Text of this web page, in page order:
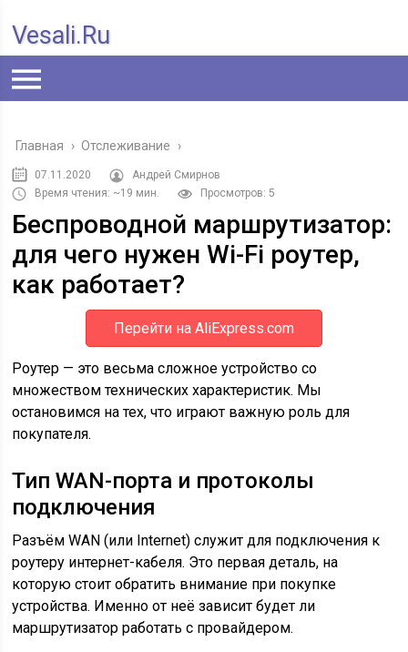
Vesali.ru
Главная › Отслеживание ›
07.11.2020
Андрей Смирнов
Время чтения: ~19 мин.
Просмотров: 5
Беспроводной маршрутизатор:
для чего нужен Wi-Fi роутер,
как работает?
Перейти на AliExpress.com
Роутер — это весьма сложное устройство со
множеством технических характеристик. Мы
остановимся на тех, что играют важную роль для
покупателя.
Тип WAN-порта и протоколы
подключения
Разъём WAN (или Internet) служит для подключения к
роутеру интернет-кабеля. Это первая деталь, на
которую стоит обратить внимание при покупке
устройства. Именно от неё зависит будет ли
маршрутизатор работать с провайдером.